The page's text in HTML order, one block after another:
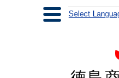
Select